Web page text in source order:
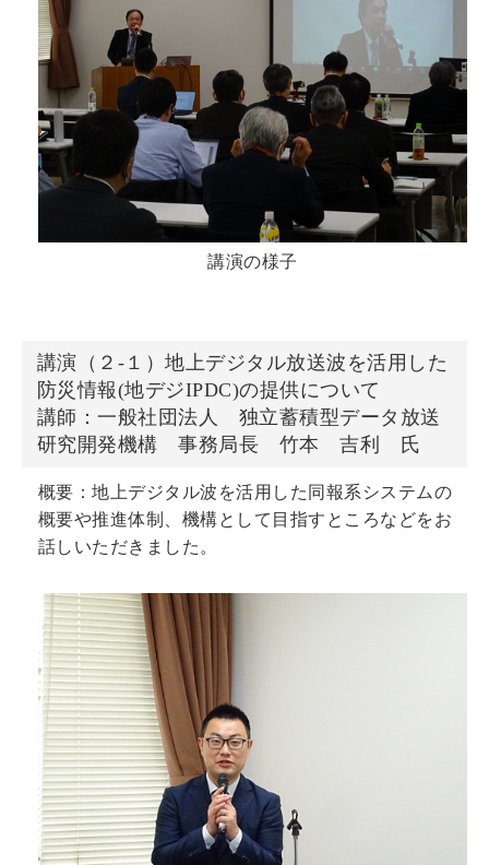
講演の様子
講演（２‐１）地上デジタル放送波を活用した
防災情報(地デジIPDC)の提供について
講師：一般社団法人 独立蓄積型データ放送
研究開発機構 事務局長 竹本 吉利 氏
概要：地上デジタル波を活用した同報系システムの
概要や推進体制、機構として目指すところなどをお
話しいただきました。